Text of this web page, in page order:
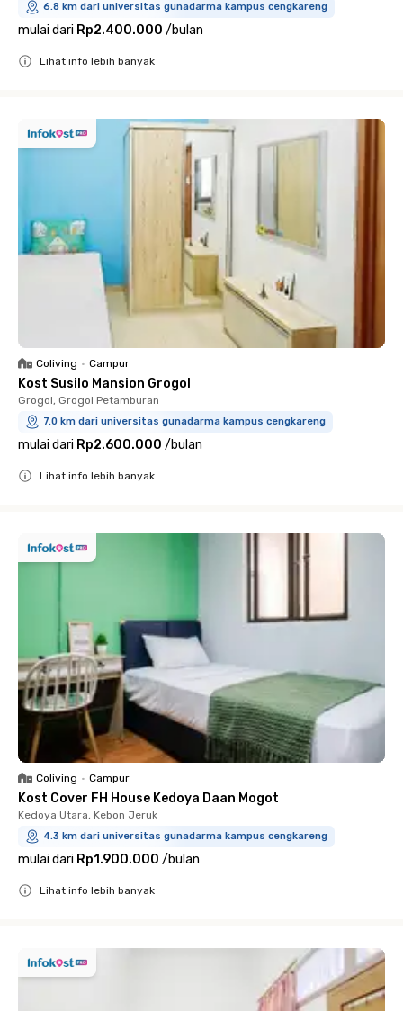
6.8 km dari universitas gunadarma kampus cengkareng
mulai dari Rp2.400.000 /bulan
Lihat info lebih banyak
Coliving • Campur
Kost Susilo Mansion Grogol
Grogol, Grogol Petamburan
7.0 km dari universitas gunadarma kampus cengkareng
mulai dari Rp2.600.000 /bulan
Lihat info lebih banyak
Coliving • Campur
Kost Cover FH House Kedoya Daan Mogot
Kedoya Utara, Kebon Jeruk
4.3 km dari universitas gunadarma kampus cengkareng
mulai dari Rp1.900.000 /bulan
Lihat info lebih banyak